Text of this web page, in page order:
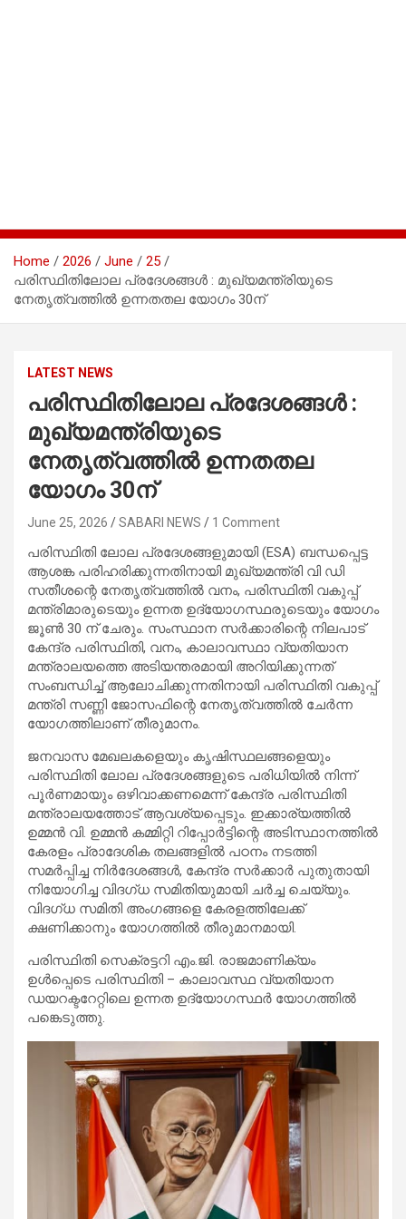
Home 2026 June
25
പരിസ്ഥിതിലോല പ്രദേശങ്ങൾ : മുഖ്യമന്ത്രിയുടെ
നേതൃത്വത്തിൽ ഉന്നതതല യോഗം 30ന്
LATEST NEWS
പരിസ്ഥിതിലോല പ്രദേശങ്ങൾ :
മുഖ്യമന്ത്രിയുടെ
നേതൃത്വത്തിൽ ഉന്നതതല
യോഗം 30ന്
June 25, 2026 SABARI NEWS 1 Comment
പരിസ്ഥിതി ലോല പ്രദേശങ്ങളുമായി (ESA) ബന്ധപ്പെട്ട
ആശങ്ക പരിഹരിക്കുന്നതിനായി മുഖ്യമന്ത്രി വി ഡി
സതീശന്റെ നേതൃത്വത്തിൽ വനം, പരിസ്ഥിതി വകുപ്പ്
മന്ത്രിമാരുടെയും ഉന്നത ഉദ്യോഗസ്ഥരുടെയും യോഗം
ജൂൺ 30 ന് ചേരും. സംസ്ഥാന സർക്കാരിന്റെ നിലപാട്
കേന്ദ്ര പരിസ്ഥിതി, വനം, കാലാവസ്ഥാ വ്യതിയാന
മന്ത്രാലയത്തെ അടിയന്തരമായി അറിയിക്കുന്നത്
സംബന്ധിച്ച് ആലോചിക്കുന്നതിനായി പരിസ്ഥിതി വകുപ്പ്
മന്ത്രി സണ്ണി ജോസഫിന്റെ നേതൃത്വത്തിൽ ചേർന്ന
യോഗത്തിലാണ് തീരുമാനം.
ജനവാസ മേഖലകളെയും കൃഷിസ്ഥലങ്ങളെയും
പരിസ്ഥിതി ലോല പ്രദേശങ്ങളുടെ പരിധിയിൽ നിന്ന്
പൂർണമായും ഒഴിവാക്കണമെന്ന് കേന്ദ്ര പരിസ്ഥിതി
മന്ത്രാലയത്തോട് ആവശ്യപ്പെടും. ഇക്കാര്യത്തിൽ
ഉമ്മൻ വി. ഉമ്മൻ കമ്മിറ്റി റിപ്പോർട്ടിന്റെ അടിസ്ഥാനത്തിൽ
കേരളം പ്രാദേശിക തലങ്ങളിൽ പഠനം നടത്തി
സമർപ്പിച്ച നിർദേശങ്ങൾ, കേന്ദ്ര സർക്കാർ പുതുതായി
നിയോഗിച്ച വിദഗ്ധ സമിതിയുമായി ചർച്ച ചെയ്യും.
വിദഗ്ധ സമിതി അംഗങ്ങളെ കേരളത്തിലേക്ക്
ക്ഷണിക്കാനും യോഗത്തിൽ തീരുമാനമായി.
പരിസ്ഥിതി സെക്രട്ടറി എം.ജി. രാജമാണിക്യം
ഉൾപ്പെടെ പരിസ്ഥിതി – കാലാവസ്ഥ വ്യതിയാന
ഡയറക്ടറേറ്റിലെ ഉന്നത ഉദ്യോഗസ്ഥർ യോഗത്തിൽ
പങ്കെടുത്തു.